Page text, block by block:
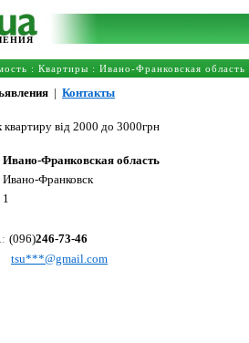
: Квартиры : Ивано-Франковская область
| Контакты
квартиру від 2000 до 3000грн
Ивано-Франковская область
Ивано-Франковск
1
(096)246-73-46
tsu***@gmаil.соm